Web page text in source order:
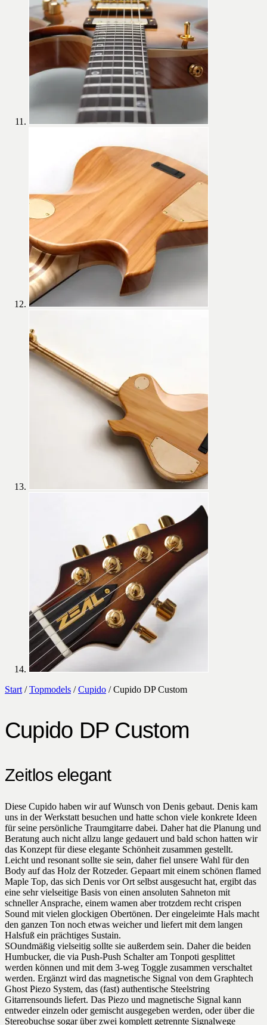
Start /Topmodels /Cupido / Cupido DP Custom
Cupido DP Custom
Zeitlos elegant
Diese Cupido haben wir auf Wunsch von Denis gebaut. Denis kam
uns in der Werkstatt besuchen und hatte schon viele konkrete Ideen
für seine persönliche Traumgitarre dabei. Daher hat die Planung und
Beratung auch nicht allzu lange gedauert und bald schon hatten wir
das Konzept für diese elegante Schönheit zusammen gestellt.
Leicht und resonant sollte sie sein, daher fiel unsere Wahl für den
Body auf das Holz der Rotzeder. Gepaart mit einem schönen flamed
Maple Top, das sich Denis vor Ort selbst ausgesucht hat, ergibt das
eine sehr vielseitige Basis von einen ansoluten Sahneton mit
schneller Ansprache, einem wamen aber trotzdem recht crispen
Sound mit vielen glockigen Obertönen. Der eingeleimte Hals macht
den ganzen Ton noch etwas weicher und liefert mit dem langen
Halsfuß ein prächtiges Sustain.
SOundmäßig vielseitig sollte sie außerdem sein. Daher die beiden
Humbucker, die via Push-Push Schalter am Tonpoti gesplittet
werden können und mit dem 3-weg Toggle zusammen verschaltet
werden. Ergänzt wird das magnetische Signal von dem Graphtech
Ghost Piezo System, das (fast) authentische Steelstring
Gitarrensounds liefert. Das Piezo und magnetische Signal kann
entweder einzeln oder gemischt ausgegeben werden, oder über die
Stereobuchse sogar über zwei komplett getrennte Signalwege